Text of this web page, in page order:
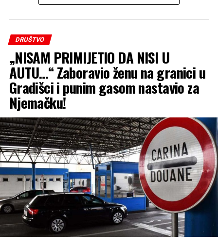
DRUŠTVO
„NISAM PRIMIJETIO DA NISI U
AUTU…“ Zaboravio ženu na granici u
Gradišci i punim gasom nastavio za
Njemačku!